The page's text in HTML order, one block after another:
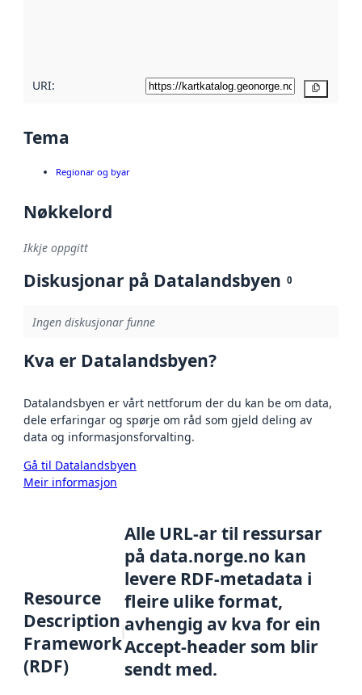
URI:
Tema
Regionar og byar
Nøkkelord
Ikkje oppgitt
Diskusjonar på Datalandsbyen 0
Ingen diskusjonar funne
Kva er Datalandsbyen?
Datalandsbyen er vårt nettforum der du kan be om data,
dele erfaringar og spørje om råd som gjeld deling av
data og informasjonsforvalting.
Gå til Datalandsbyen
Meir informasjon
Resource
Description
Framework
(RDF)
Alle URL-ar til ressursar
på data.norge.no kan
levere RDF-metadata i
fleire ulike format,
avhengig av kva for ein
Accept-header som blir
sendt med.